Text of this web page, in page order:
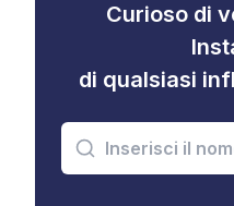
Curioso di
di qualsiasi